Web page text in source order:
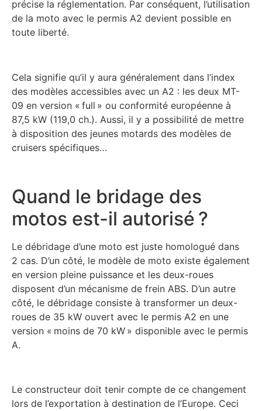
précise la réglementation. Par conséquent, l’utilisation
de la moto avec le permis A2 devient possible en
toute liberté.
Cela signifie qu’il y aura généralement dans l’index
des modèles accessibles avec un A2 : les deux MT-
09 en version « full » ou conformité européenne à
87,5 kW (119,0 ch.). Aussi, il y a possibilité de mettre
à disposition des jeunes motards des modèles de
cruisers spécifiques…
Quand le bridage des
motos est-il autorisé ?
Le débridage d’une moto est juste homologué dans
2 cas. D’un côté, le modèle de moto existe également
en version pleine puissance et les deux-roues
disposent d’un mécanisme de frein ABS. D’un autre
côté, le débridage consiste à transformer un deux-
roues de 35 kW ouvert avec le permis A2 en une
version « moins de 70 kW » disponible avec le permis
A.
Le constructeur doit tenir compte de ce changement
lors de l’exportation à destination de l’Europe. Ceci